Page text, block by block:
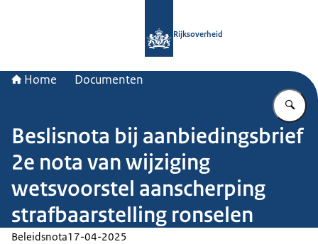
Rijksoverheid
Home Documenten
Beslisnota bij aanbiedingsbrief
2e nota van wijziging
wetsvoorstel aanscherping
strafbaarstelling ronselen
Beleidsnota17-04-2025